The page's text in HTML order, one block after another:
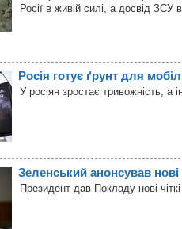
Росії в живій силі, а досвід
Росія готує ґрунт для
У росіян зростає тривожність, а
Зеленський анонсував
Президент дав Покладу нові